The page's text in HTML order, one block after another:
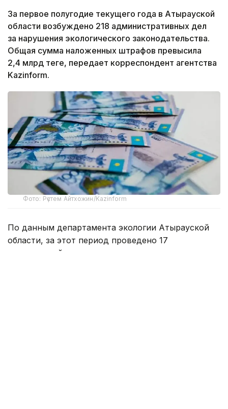
За первое полугодие текущего года в Атырауской
области возбуждено 218 административных дел
за нарушения экологического законодательства.
Общая сумма наложенных штрафов превысила
2,4 млрд теңге, передает корреспондент агентства
Kazinform.
Фото: Рүстем Айтхожин/Kazinform
По данным департамента экологии Атырауской
области, за этот период проведено 17
мероприятий государственного контроля